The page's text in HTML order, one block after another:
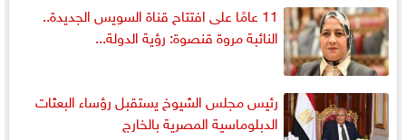
11 عامًا على افتتاح قناة السويس الجديدة..
النائبة مروة قنصوة: رؤية الدولة...
رئيس مجلس الشيوخ يستقبل رؤساء البعثات
الدبلوماسية المصرية بالخارج